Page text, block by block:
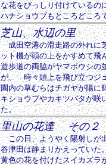
な花をびっしり付けている
ハナショウブもところどころ
芝山、水辺の里
成田空港の滑走路の外れに
ット機が頭の上をかすめて飛
遊歩道の両脇がヤマボウシの
が、 時々頭上を飛び立つジ
園内の草むらはチガヤが陽に
キショウブやカキツバタが
た。
里山の花達その２
この日、ようやく陽射しが
谷津田は静まりかえってい
黄色の花を付けたスイカズラ